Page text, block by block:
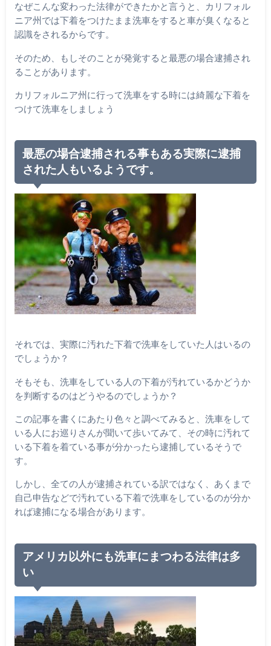
なぜこんな変わった法律ができたかと言うと、カリフォル
ニア州では下着をつけたまま洗車をすると車が臭くなると
認識をされるからです。
そのため、もしそのことが発覚すると最悪の場合逮捕され
ることがあります。
カリフォルニア州に行って洗車をする時には綺麗な下着を
つけて洗車をしましょう
最悪の場合逮捕される事もある実際に逮捕
された人もいるようです。
それでは、実際に汚れた下着で洗車をしていた人はいるの
でしょうか？
そもそも、洗車をしている人の下着が汚れているかどうか
を判断するのはどうやるのでしょうか？
この記事を書くにあたり色々と調べてみると、洗車をして
いる人にお巡りさんが聞いて歩いてみて、その時に汚れて
いる下着を着ている事が分かったら逮捕しているそうで
す。
しかし、全ての人が逮捕されている訳ではなく、あくまで
自己申告などで汚れている下着で洗車をしているのが分か
れば逮捕になる場合があります。
アメリカ以外にも洗車にまつわる法律は多
い